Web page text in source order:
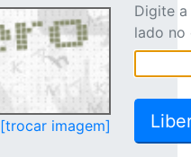
[trocar imagem]
Digite
lado no